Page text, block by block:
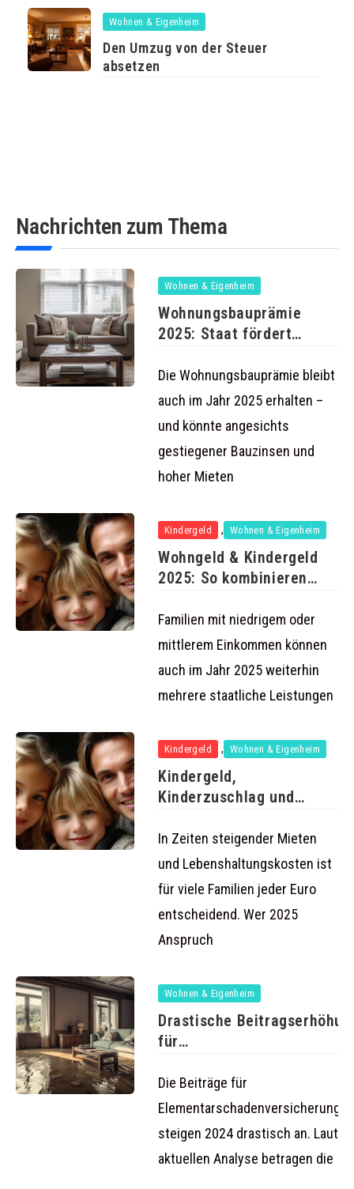
Wohnen & Eigenheim
Den Umzug von der Steuer
absetzen
Nachrichten zum Thema
Wohnen & Eigenheim
Wohnungsbauprämie
2025: Staat fördert
bis
Die Wohnungsbauprämie bleibt
auch im Jahr 2025 erhalten –
und könnte angesichts
gestiegener Bauzinsen und
hoher Mieten
Kindergeld , Wohnen & Eigenheim
Wohngeld & Kindergeld
2025: So kombinieren
Familien mit niedrigem oder
mittlerem Einkommen können
auch im Jahr 2025 weiterhin
mehrere staatliche Leistungen
Kindergeld , Wohnen & Eigenheim
Kindergeld,
Kinderzuschlag und
Familien
In Zeiten steigender Mieten
und Lebenshaltungskosten ist
für viele Familien jeder Euro
entscheidend. Wer 2025
Anspruch
Wohnen & Eigenheim
Drastische
für
2024
Die Beiträge für
Elementarschadenversicherungen
steigen 2024 drastisch an. Laut
aktuellen Analyse betragen die